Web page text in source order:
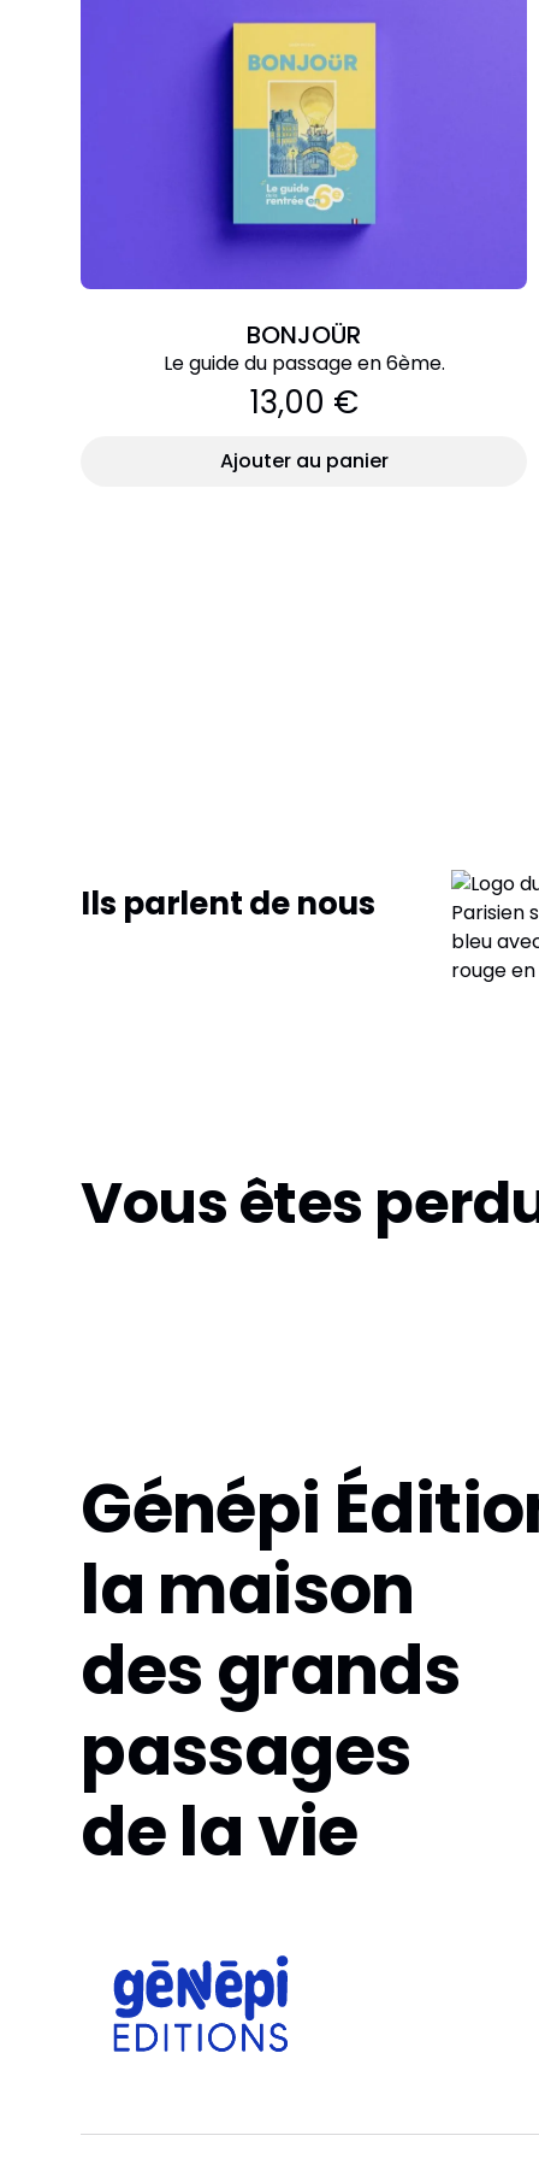
BONJOÜR
Le guide du passage en 6ème.
13,00 €
Ajouter au panier
Ils parlent de nous
Vous êtes
Génépi
la maison
des grands
passages
de la vie